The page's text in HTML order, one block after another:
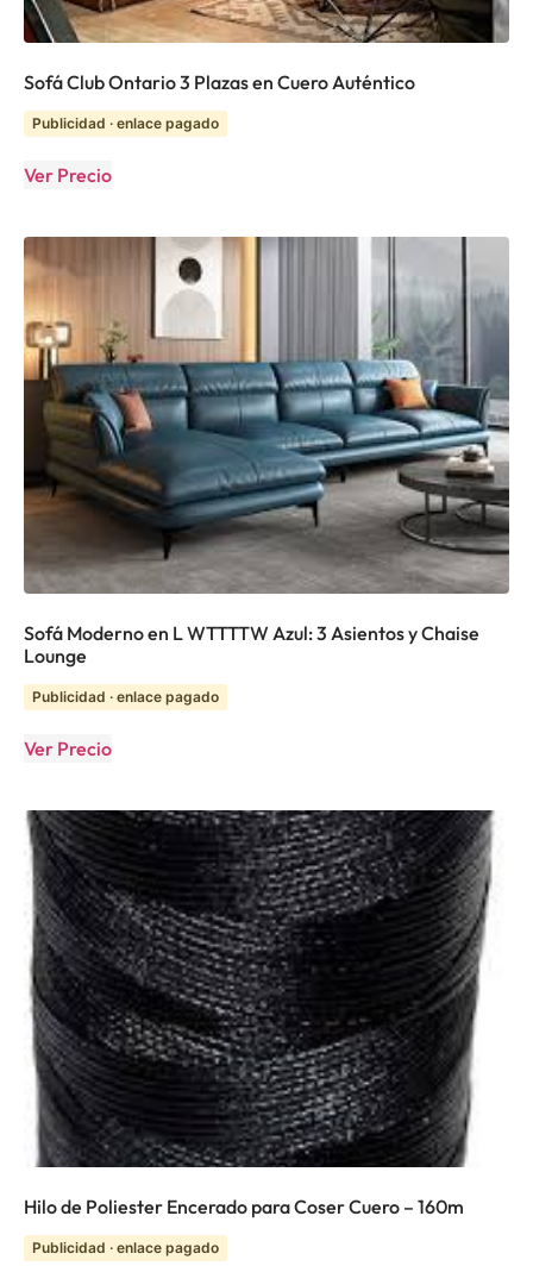
Sofá Club Ontario 3 Plazas en Cuero Auténtico
Publicidad · enlace pagado
Ver Precio
Sofá Moderno en L WTTTTW Azul: 3 Asientos y Chaise
Lounge
Publicidad · enlace pagado
Ver Precio
Hilo de Poliester Encerado para Coser Cuero – 160m
Publicidad · enlace pagado